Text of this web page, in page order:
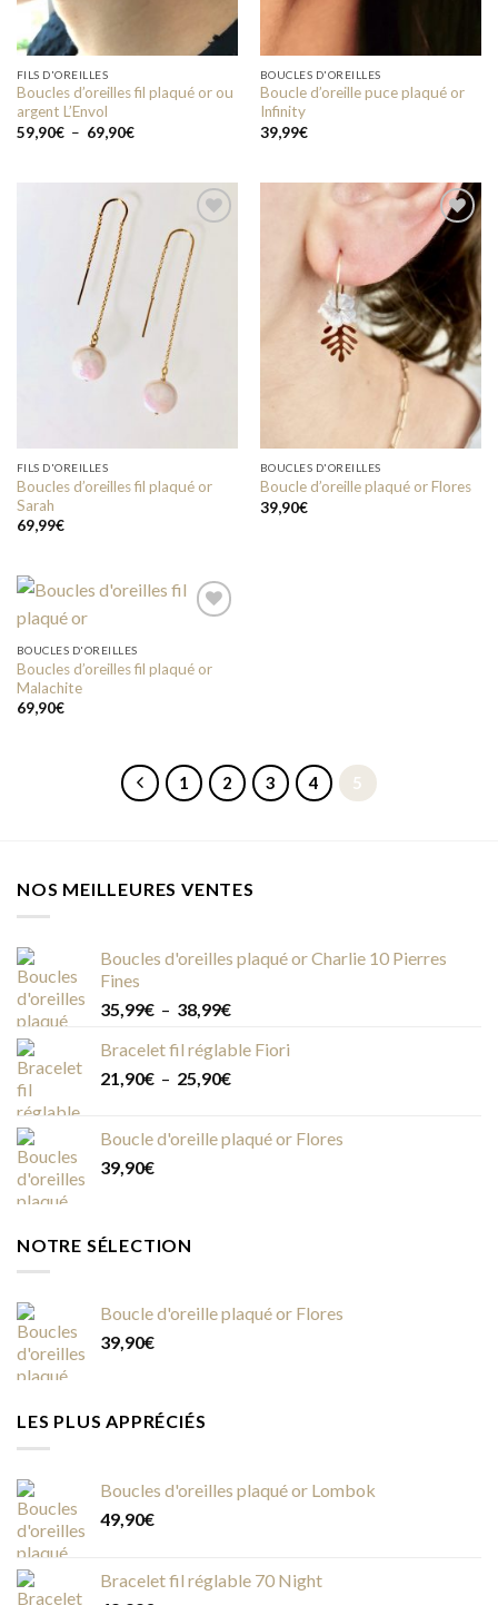
FILS D'OREILLES
Boucles d’oreilles fil plaqué or ou
argent L’Envol
59,90€ – 69,90€Plage
à
BOUCLES D'OREILLES
Boucle d’oreille puce plaqué or
Infinity
39,99€
Add to
wishlist
FILS D'OREILLES
Boucles d’oreilles fil plaqué or
Sarah
69,99€
wishlist
BOUCLES D'OREILLES
Boucle d’oreille plaqué or Flores
39,90€
Add to
BOUCLES D'OREILLES
Boucles d’oreilles fil plaqué or
Malachite
69,90€
1 2 3 4 5
NOS MEILLEURES VENTES
Boucles d'oreilles plaqué or Charlie 10 Pierres
Fines
35,99€ – 38,99€Plage
prix :
35,99€
Bracelet fil réglable Fiori
21,90€ – 25,90€Plage
21,90€
Boucle d'oreille plaqué or Flores
39,90€
NOTRE SÉLECTION
Boucle d'oreille plaqué or Flores
39,90€
LES PLUS APPRÉCIÉS
Boucles d'oreilles plaqué or Lombok
49,90€
Bracelet fil réglable 70 Night